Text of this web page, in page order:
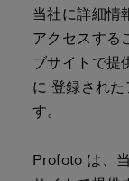
当社に詳細情
アクセスする
ブサイトで提
に 登録され
す。
Profoto は、